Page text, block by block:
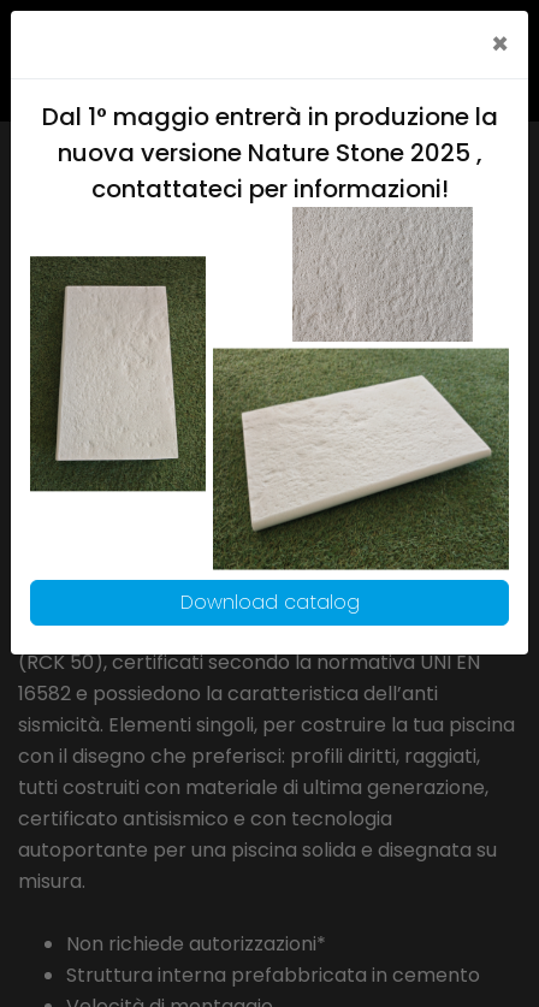
×
Dal 1° maggio entrerà in produzione la
nuova versione Nature Stone 2025 ,
contattateci per informazioni!
Download catalog
Scala esterna
Rock Pool è un nuovo ed innovativo sistema di
pannelli in fibrocemento autoportanti modulari,
creato e brevettato esclusivamente
dall’azienda Carobbio (PATENT NR 0001414134).
L’aspetto innovativo principale consiste nel
materiale di produzione, ovvero cemento con uno
spessore di soli 1.5cm, che distingue i pannelli Rock
Pool dai tradizionali pannelli metallici; una soluzione
che unisce la solidità del cemento alla rapidità dei
tempi di esecuzione. I pannelli sono costruiti con
materiali di ultima generazione e ad alta resistenza
(RCK 50), certificati secondo la normativa UNI EN
16582 e possiedono la caratteristica dell’anti
sismicità. Elementi singoli, per costruire la tua piscina
con il disegno che preferisci: profili diritti, raggiati,
tutti costruiti con materiale di ultima generazione,
certificato antisismico e con tecnologia
autoportante per una piscina solida e disegnata su
misura.
Non richiede autorizzazioni*
Struttura interna prefabbricata in cemento